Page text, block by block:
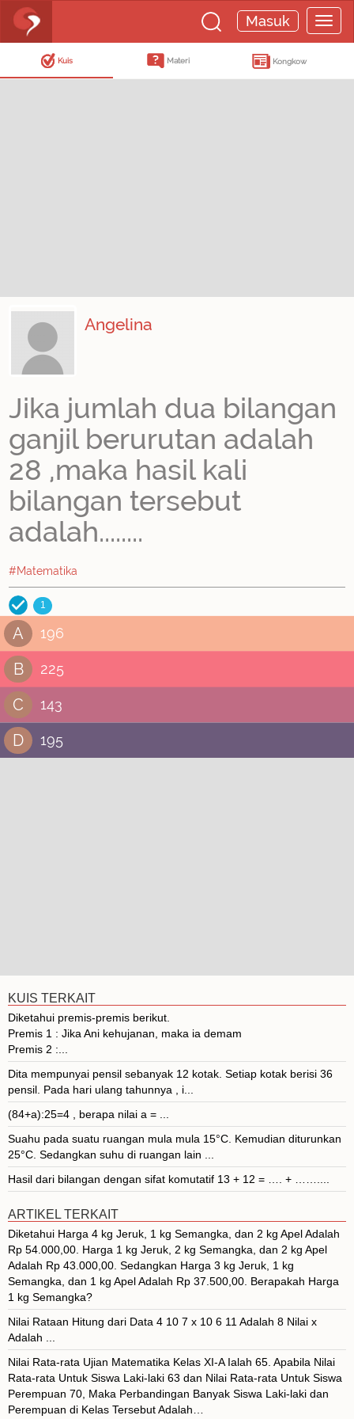
Masuk
Kuis Materi Kongkow
Angelina
Jika jumlah dua bilangan
ganjil berurutan adalah
28 ,maka hasil kali
bilangan tersebut
adalah........
#Matematika
1
A 196
B 225
C 143
D 195
KUIS TERKAIT
Diketahui premis-premis berikut.
Premis 1 : Jika Ani kehujanan, maka ia demam
Premis 2 :...
Dita mempunyai pensil sebanyak 12 kotak. Setiap kotak berisi 36
pensil. Pada hari ulang tahunnya , i...
(84+a):25=4 , berapa nilai a = ...
Suahu pada suatu ruangan mula mula 15°C. Kemudian diturunkan
25°C. Sedangkan suhu di ruangan lain ...
Hasil dari bilangan dengan sifat komutatif 13 + 12 = …. + ……....
ARTIKEL TERKAIT
Diketahui Harga 4 kg Jeruk, 1 kg Semangka, dan 2 kg Apel Adalah
Rp 54.000,00. Harga 1 kg Jeruk, 2 kg Semangka, dan 2 kg Apel
Adalah Rp 43.000,00. Sedangkan Harga 3 kg Jeruk, 1 kg
Semangka, dan 1 kg Apel Adalah Rp 37.500,00. Berapakah Harga
1 kg Semangka?
Nilai Rataan Hitung dari Data 4 10 7 x 10 6 11 Adalah 8 Nilai x
Adalah ...
Nilai Rata-rata Ujian Matematika Kelas XI-A Ialah 65. Apabila Nilai
Rata-rata Untuk Siswa Laki-laki 63 dan Nilai Rata-rata Untuk Siswa
Perempuan 70, Maka Perbandingan Banyak Siswa Laki-laki dan
Perempuan di Kelas Tersebut Adalah…